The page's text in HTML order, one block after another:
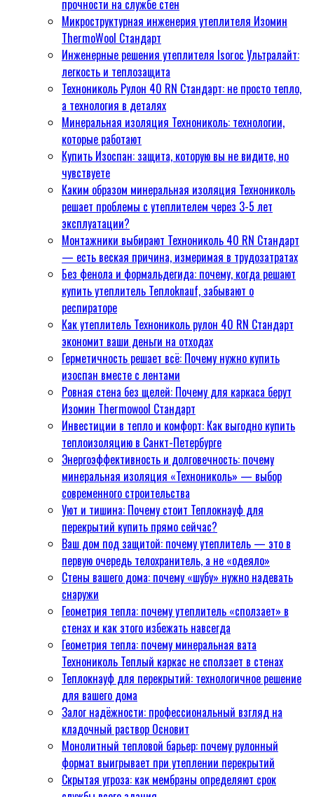
на службе стен
Микроструктурная инженерия
утеплителя Изомин
ThermoWool Стандарт
Инженерные решения
утеплителя Isoroc Ультралайт:
легкость и теплозащита
Технониколь Рулон 40 RN
Стандарт: не просто тепло, а
технология в деталях
Минеральная изоляция
Технониколь: технологии,
которые работают
Купить Изоспан: защита,
которую вы не видите, но
чувствуете
Каким образом минеральная
изоляция Технониколь решает
проблемы с утеплителем через
3-5 лет эксплуатации?
Монтажники выбирают
Технониколь 40 RN Cтандарт
— есть веская причина,
измеримая в трудозатратах
Без фенола и формальдегида:
почему, когда решают купить
утеплитель Теплоknauf,
забывают о респираторе
Как утеплитель Технониколь
рулон 40 RN Стандарт
экономит ваши деньги на
отходах
Герметичность решает всё:
Почему нужно купить изоспан
вместе с лентами
Ровная стена без щелей:
Почему для каркаса берут
Изомин Thermowool Стандарт
Инвестиции в тепло и
комфорт: Как выгодно купить
теплоизоляцию в Санкт-
Петербурге
Энергоэффективность и
долговечность: почему
минеральная изоляция
«Технониколь» — выбор
современного строительства
прочности на службе стен
Микроструктурная инженерия утеплителя Изомин
ThermoWool Стандарт
Инженерные решения утеплителя Isoroc Ультралайт:
легкость и теплозащита
Технониколь Рулон 40 RN Стандарт: не просто тепло,
а технология в деталях
Минеральная изоляция Технониколь: технологии,
которые работают
Купить Изоспан: защита, которую вы не видите, но
чувствуете
Каким образом минеральная изоляция Технониколь
решает проблемы с утеплителем через 3-5 лет
эксплуатации?
Монтажники выбирают Технониколь 40 RN Cтандарт
— есть веская причина, измеримая в трудозатратах
Без фенола и формальдегида: почему, когда решают
купить утеплитель Теплоknauf, забывают о
респираторе
Как утеплитель Технониколь рулон 40 RN Стандарт
экономит ваши деньги на отходах
Герметичность решает всё: Почему нужно купить
изоспан вместе с лентами
Ровная стена без щелей: Почему для каркаса берут
Изомин Thermowool Стандарт
Инвестиции в тепло и комфорт: Как выгодно купить
теплоизоляцию в Санкт-Петербурге
Энергоэффективность и долговечность: почему
минеральная изоляция «Технониколь» — выбор
современного строительства
Уют и тишина: Почему стоит Теплокнауф для
перекрытий купить прямо сейчас?
Ваш дом под защитой: почему утеплитель — это в
первую очередь телохранитель, а не «одеяло»
Стены вашего дома: почему «шубу» нужно надевать
снаружи
Геометрия тепла: почему утеплитель «сползает» в
стенах и как этого избежать навсегда
Геометрия тепла: почему минеральная вата
Технониколь Теплый каркас не сползает в стенах
Теплокнауф для перекрытий: технологичное решение
для вашего дома
Залог надёжности: профессиональный взгляд на
кладочный раствор Основит
Монолитный тепловой барьер: почему рулонный
формат выигрывает при утеплении перекрытий
Скрытая угроза: как мембраны определяют срок